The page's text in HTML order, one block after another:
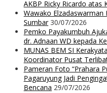
AKBP Ricky Ricardo atas
Wawako Elzadaswarman
Sumbar 30/07/2026
Pemko Payakumbuh
dr. Adnaan WD kepada
MUNAS BEM SI
Koordinator Pusat
Pameran Foto “Prahara
Pagaruyung Jadi
Bencana 29/07/2026